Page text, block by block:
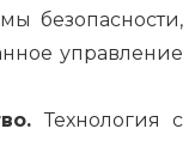
безопасности,
управление
Технология с